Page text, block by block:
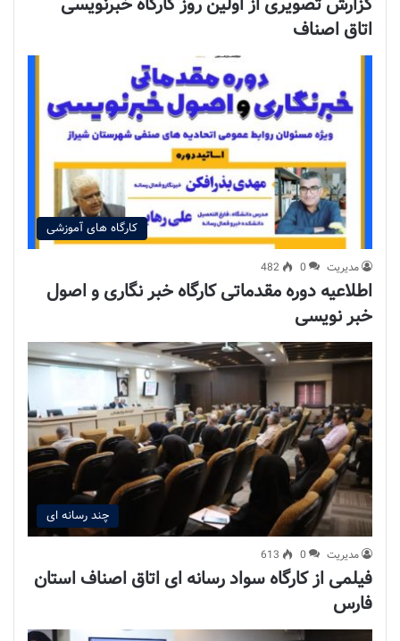
اتاق اصناف
کارگاه های آموزشی
مدیریت 0
482
اطلاعیه دوره مقدماتی کارگاه خبر نگاری و اصول
خبر نویسی
چند رسانه ای
مدیریت 0
613
فیلمی از کارگاه سواد رسانه ای اتاق اصناف استان
فارس